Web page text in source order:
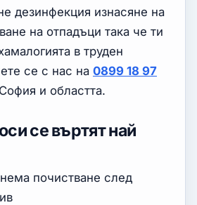
дезинфекция изнасяне на
на отпадъци така че ти
в труден
се с нас на 0899 18 97
и областта.
се въртят най
почистване след